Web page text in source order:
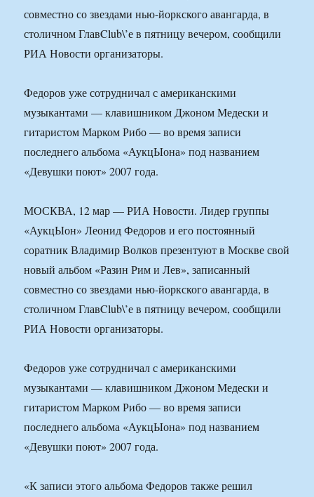
совместно со звездами нью-йоркского авангарда, в
столичном ГлавClub\’е в пятницу вечером, сообщили
РИА Новости организаторы.
Федоров уже сотрудничал с американскими
музыкантами — клавишником Джоном Медески и
гитаристом Марком Рибо — во время записи
последнего альбома «АукцЫона» под названием
«Девушки поют» 2007 года.
МОСКВА, 12 мар — РИА Новости. Лидер группы
«АукцЫон» Леонид Федоров и его постоянный
соратник Владимир Волков презентуют в Москве свой
новый альбом «Разин Рим и Лев», записанный
совместно со звездами нью-йоркского авангарда, в
столичном ГлавClub\’е в пятницу вечером, сообщили
РИА Новости организаторы.
Федоров уже сотрудничал с американскими
музыкантами — клавишником Джоном Медески и
гитаристом Марком Рибо — во время записи
последнего альбома «АукцЫона» под названием
«Девушки поют» 2007 года.
«К записи этого альбома Федоров также решил